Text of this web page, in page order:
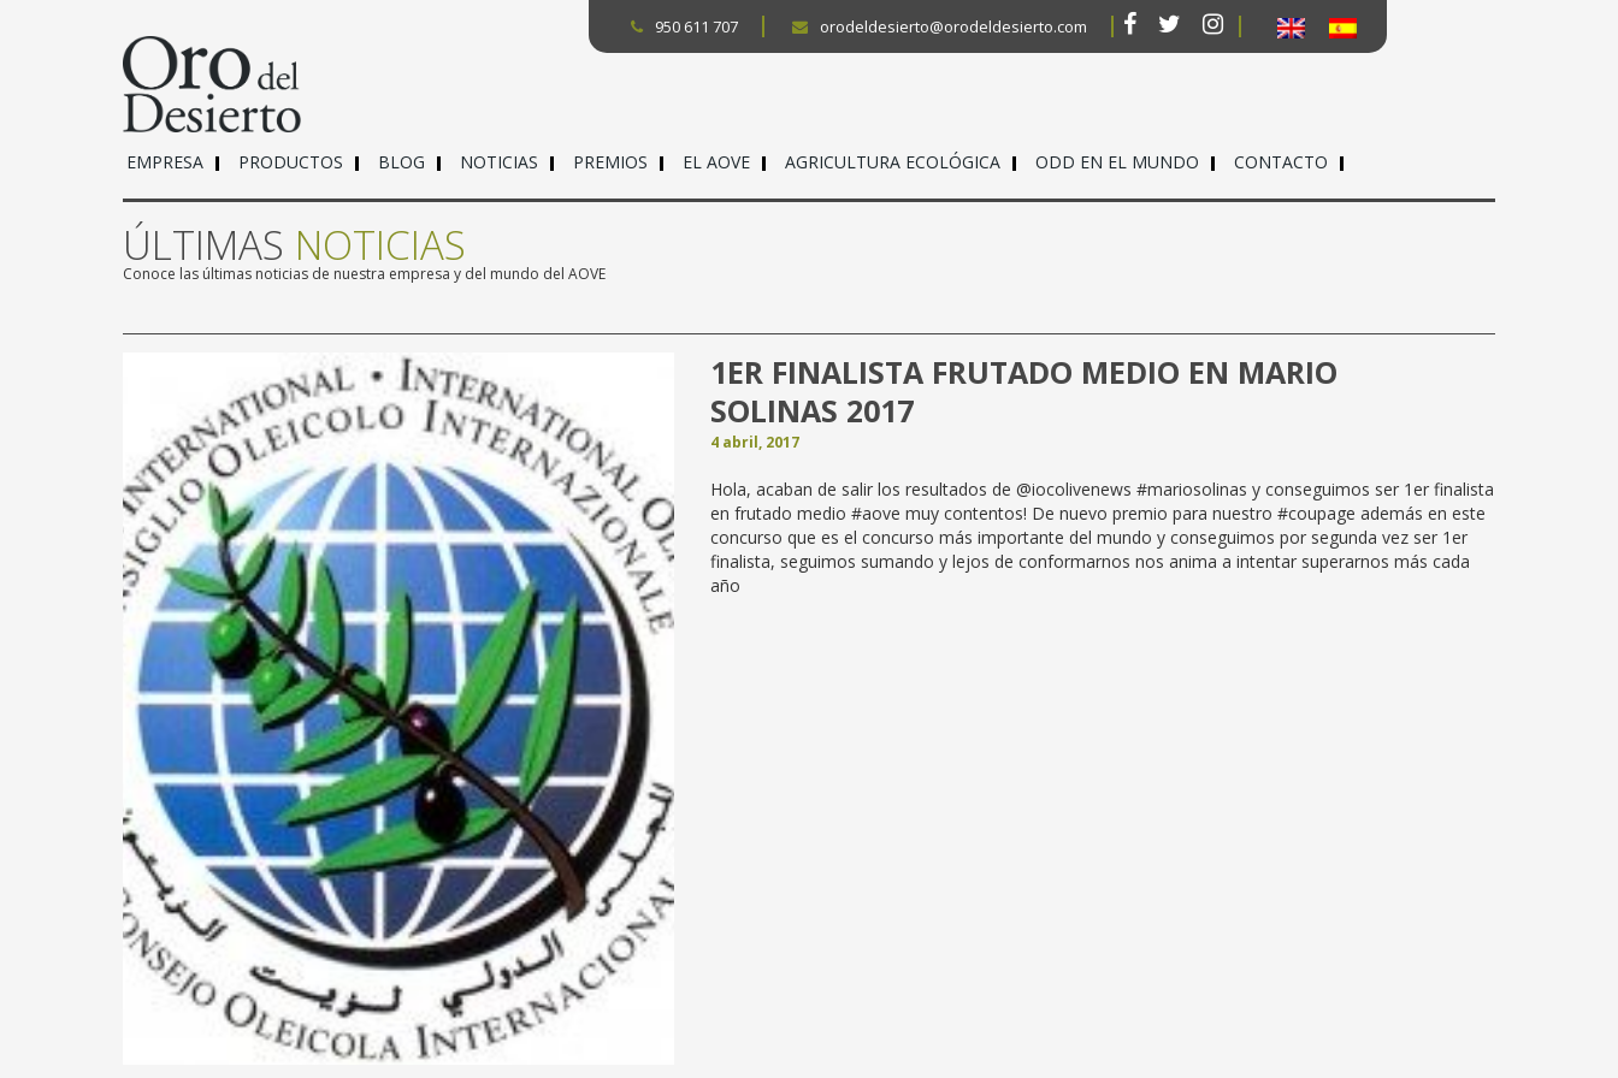
950 611 707 orodeldesierto@orodeldesierto.com
EMPRESA PRODUCTOS BLOG NOTICIAS PREMIOS EL AOVE AGRICULTURA ECOLÓGICA ODD EN EL MUNDO CONTACTO
ÚLTIMAS NOTICIAS
Conoce las últimas noticias de nuestra empresa y del mundo del AOVE
1ER FINALISTA FRUTADO MEDIO EN MARIO
SOLINAS 2017
4 abril, 2017
Hola, acaban de salir los resultados de @iocolivenews #mariosolinas y conseguimos ser 1er finalista
en frutado medio #aove muy contentos! De nuevo premio para nuestro #coupage además en este
concurso que es el concurso más importante del mundo y conseguimos por segunda vez ser 1er
finalista, seguimos sumando y lejos de conformarnos nos anima a intentar superarnos más cada
año